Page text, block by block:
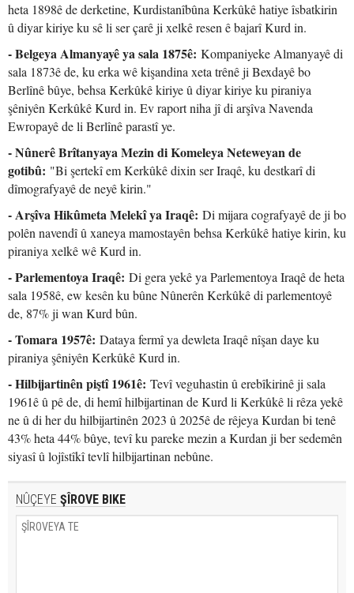
heta 1898ê de derketine, Kurdistanîbûna Kerkûkê hatiye îsbatkirin
û diyar kiriye ku sê li ser çarê ji xelkê resen ê bajarî Kurd in.
- Belgeya Almanyayê ya sala 1875ê: Kompaniyeke Almanyayê di
sala 1873ê de, ku erka wê kişandina xeta trênê ji Bexdayê bo
Berlînê bûye, behsa Kerkûkê kiriye û diyar kiriye ku piraniya
şêniyên Kerkûkê Kurd in. Ev raport niha jî di arşîva Navenda
Ewropayê de li Berlînê parastî ye.
- Nûnerê Brîtanyaya Mezin di Komeleya Neteweyan de
gotibû: "Bi şertekî em Kerkûkê dixin ser Iraqê, ku destkarî di
dîmografyayê de neyê kirin."
- Arşîva Hikûmeta Melekî ya Iraqê: Di mijara cografyayê de ji bo
polên navendî û xaneya mamostayên behsa Kerkûkê hatiye kirin, ku
piraniya xelkê wê Kurd in.
- Parlementoya Iraqê: Di gera yekê ya Parlementoya Iraqê de heta
sala 1958ê, ew kesên ku bûne Nûnerên Kerkûkê di parlementoyê
de, 87% ji wan Kurd bûn.
- Tomara 1957ê: Dataya fermî ya dewleta Iraqê nîşan daye ku
piraniya şêniyên Kerkûkê Kurd in.
- Hilbijartinên piştî 1961ê: Tevî veguhastin û erebîkirinê ji sala
1961ê û pê de, di hemî hilbijartinan de Kurd li Kerkûkê li rêza yekê
ne û di her du hilbijartinên 2023 û 2025ê de rêjeya Kurdan bi tenê
43% heta 44% bûye, tevî ku pareke mezin a Kurdan ji ber sedemên
siyasî û lojîstîkî tevlî hilbijartinan nebûne.
NÛÇEYE ŞÎROVE BIKE